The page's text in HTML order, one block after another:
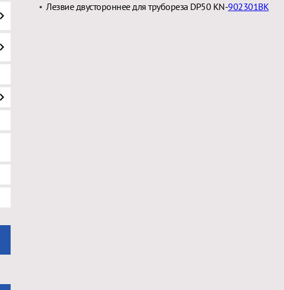
Лезвие двустороннее для трубореза DP50 KN-902301BK